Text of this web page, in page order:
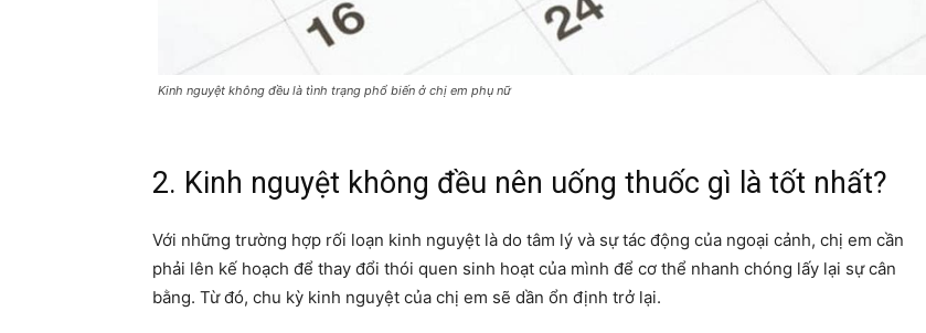
Kinh nguyệt không đều là tình trạng phổ biến ở chị em phụ nữ
2. Kinh nguyệt không đều nên uống thuốc gì là tốt nhất?
Với những trường hợp rối loạn kinh nguyệt là do tâm lý và sự tác động của ngoại cảnh, chị em cần
phải lên kế hoạch để thay đổi thói quen sinh hoạt của mình để cơ thể nhanh chóng lấy lại sự cân
bằng. Từ đó, chu kỳ kinh nguyệt của chị em sẽ dần ổn định trở lại.